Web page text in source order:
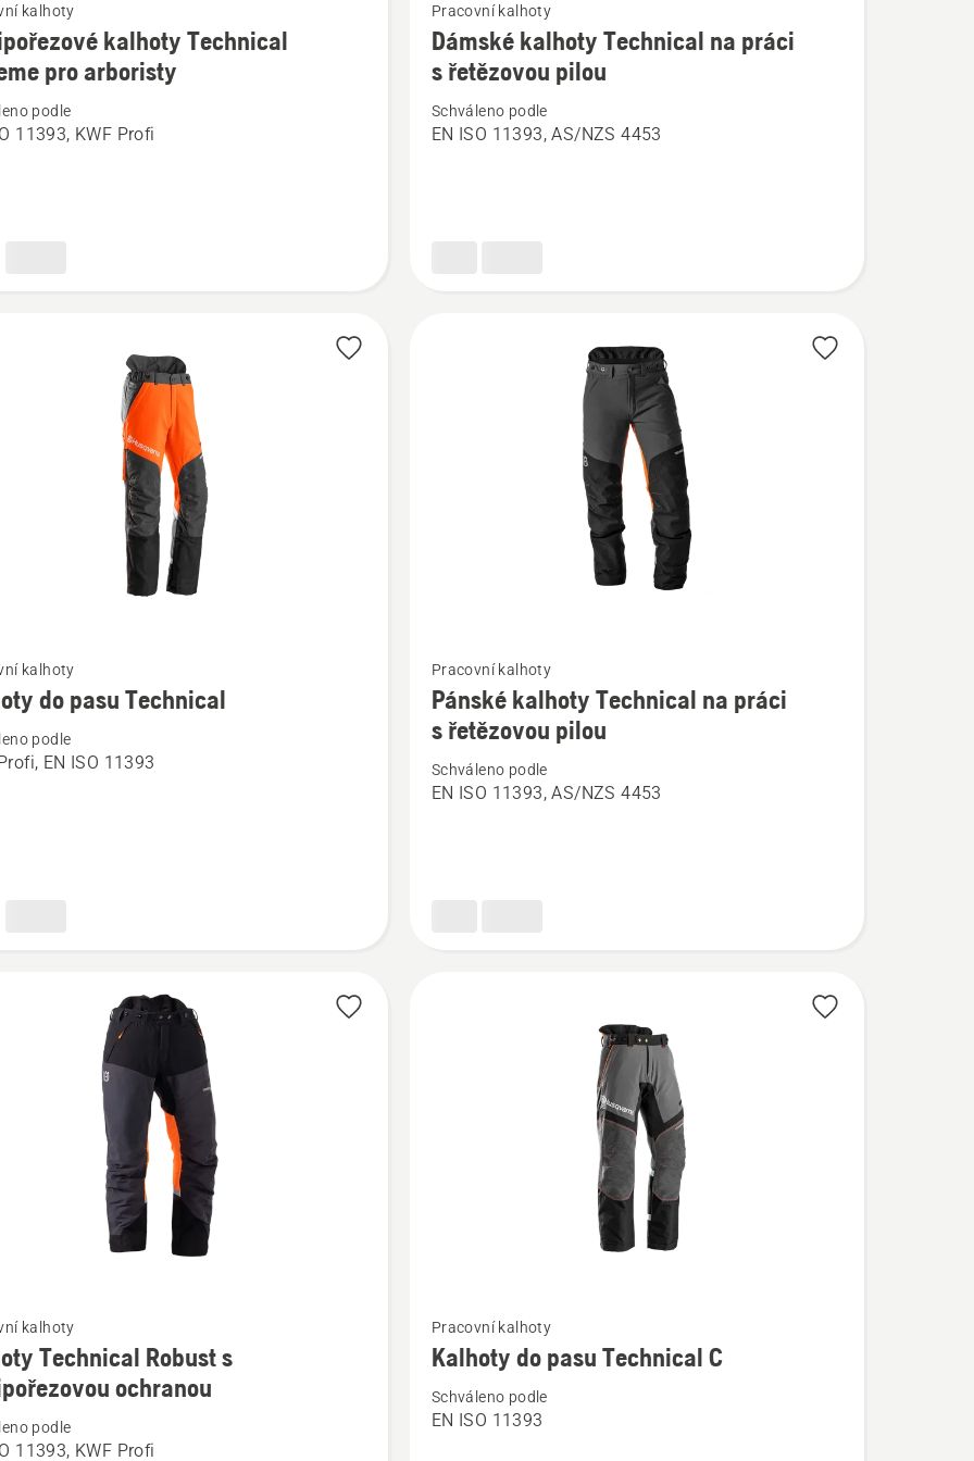
kalhoty
kalhoty Technical
pro arboristy
podle
11393, KWF Profi
více
informací
Dámské
Pracovní kalhoty
Dámské kalhoty Technical na práci
s řetězovou pilou
Schváleno podle
EN ISO 11393, AS/NZS 4453
kalhoty
do pasu Technical
podle
EN ISO 11393
více
informací
Pánské
Pracovní kalhoty
Pánské kalhoty Technical na práci
s řetězovou pilou
Schváleno podle
EN ISO 11393, AS/NZS 4453
kalhoty
Technical Robust s
ochranou
podle
11393, KWF Profi
více
informací
Pracovní kalhoty
Kalhoty do pasu Technical C
Schváleno podle
EN ISO 11393